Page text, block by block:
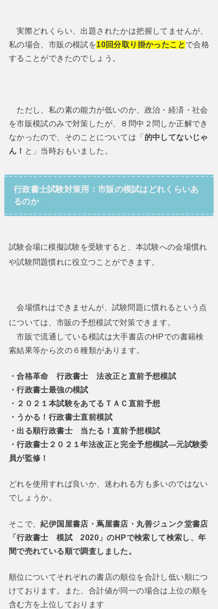
実際どれくらい、出題されたかは把握してませんが、
私の場合、市販の模試を10回分取り掛かったことで合格
することができたのでしょう。
ただし、私の素の能力が低いのか、政治・経済・社会
を市販模試のみで対策したが、８問中２問しか正解でき
なかったので、そのことについては「 的中してないじゃ
ん！ と」当時おもいました。
行政書士試験対策用：市販の模試はどれくらいあ
るのか
試験会場に模擬試験を受験すると、本試験への会場慣れ
や試験問題慣れに役立つことができます。
会場慣れはできませんが、試験問題に慣れるという点
については、市販の予想模試で対策できます。
市販で流通している模試は大手書店のHPでの書籍検
索結果等から次の６種類があります。
・合格革命 行政書士 法改正と直前予想模試
・行政書士最強の模試
・２０２１本試験をあてるＴＡＣ直前予想
・うかる！行政書士直前模試
・出る順行政書士 当たる！直前予想模試
・行政書士２０２１年法改正と完全予想模試―元試験委
員が監修！
どれを使用すれば良いか、迷われる方も多いのではない
でしょうか。
そこで、紀伊国屋書店・蔦屋書店・丸善ジュンク堂書店
「行政書士 模試 2020」のHPで検索して検索し、年
間で売れている順で調査しました。
順位についてそれぞれの書店の順位を合計し低い順につ
けております。また、合計値が同一の場合は上位の順を
含む方を上位しております